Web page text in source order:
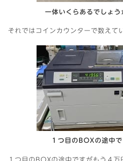
一体いくらあるでしょう
それではコインカウンターで数えて
１つ目のBOXの途中で
１つ目のBOXの途中ですがもう４万